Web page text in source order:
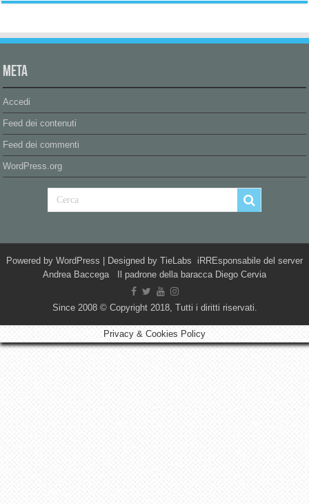
Meta
Accedi
Feed dei contenuti
Feed dei commenti
WordPress.org
Powered by WordPress | Designed by TieLabs iRREsponsabile del server
Andrea Baccega Il padrone della baracca Diego Cervia
Since 2008 © Copyright 2018, Tutti i diritti riservati.
Privacy & Cookies Policy